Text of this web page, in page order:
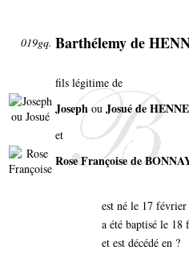
019gq. Barthélemy de
fils légitime de
Josephou Josué de
et
Rose Françoise de
est né le 17
a été baptisé le
et est décédé en ?